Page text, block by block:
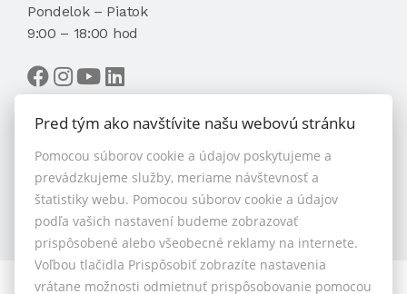
Pondelok – Piatok
9:00 – 18:00 hod
VYBRAŤ MAKLÉRA
Pred tým ako navštívite našu webovú stránku
Pomocou súborov cookie a údajov poskytujeme a
prevádzkujeme služby, meriame návštevnosť a
štatistiky webu. Pomocou súborov cookie a údajov
podľa vašich nastavení budeme zobrazovať
prispôsobené alebo všeobecné reklamy na internete.
Voľbou tlačidla Prispôsobiť zobrazíte nastavenia
vrátane možnosti odmietnuť prispôsobovanie pomocou